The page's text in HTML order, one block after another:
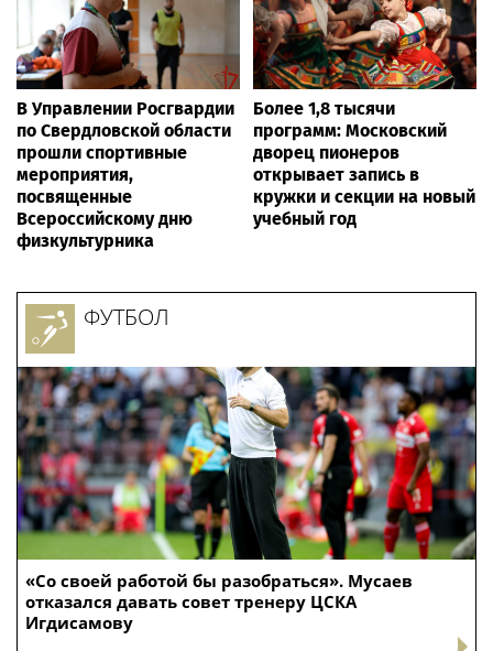
В Управлении Росгвардии
по Свердловской области
прошли спортивные
мероприятия,
посвященные
Всероссийскому дню
физкультурника
Более 1,8 тысячи
программ: Московский
дворец пионеров
открывает запись в
кружки и секции на новый
учебный год
«Со своей работой бы разобраться». Мусаев
отказался давать совет тренеру ЦСКА
Игдисамову
ФУТБОЛ